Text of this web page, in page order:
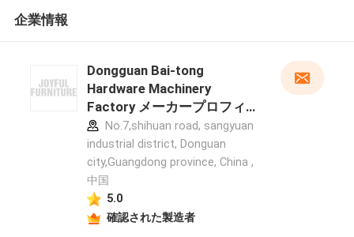
企業情報
Dongguan Bai-tong
Hardware Machinery
Factory メーカープロフィー
ル
No.7,shihuan road, sangyuan
industrial district, Donguan
city,Guangdong province, China ,
中国
5.0
確認された製造者